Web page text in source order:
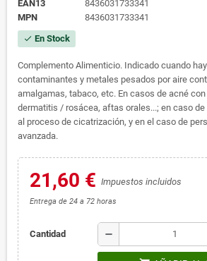
EAN13
8436031733341
MPN
8436031733341
check En Stock
Complemento Alimenticio. Indicado cuando
contaminantes y metales pesados por aire
amalgamas, tabaco, etc. En casos de acné
dermatitis / rosácea, aftas orales...; en caso de
al proceso de cicatrización, y en el caso de
avanzada.
21,60 € Impuestos incluidos
Entrega de 24 a 72 horas
Cantidad remove